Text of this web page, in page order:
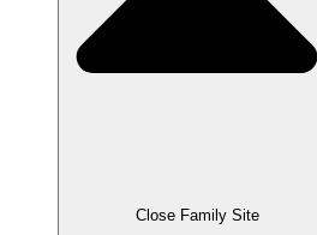
Close Family Site